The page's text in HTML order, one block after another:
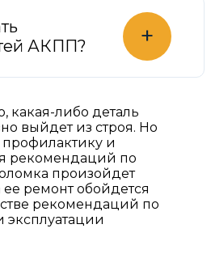
АКПП?
+
какая-либо деталь
выйдет из строя. Но
и
рекомендаций по
произойдет
ее ремонт обойдется
рекомендаций по